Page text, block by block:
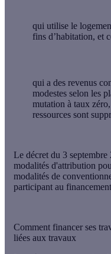
qui utilise le
fins d’habitation, et
qui a des revenus
modestes selon les
mutation à taux
ressources sont
Le décret du 3 septembre
modalités d'attribution
modalités de
participant au
Comment financer ses
liées aux travaux